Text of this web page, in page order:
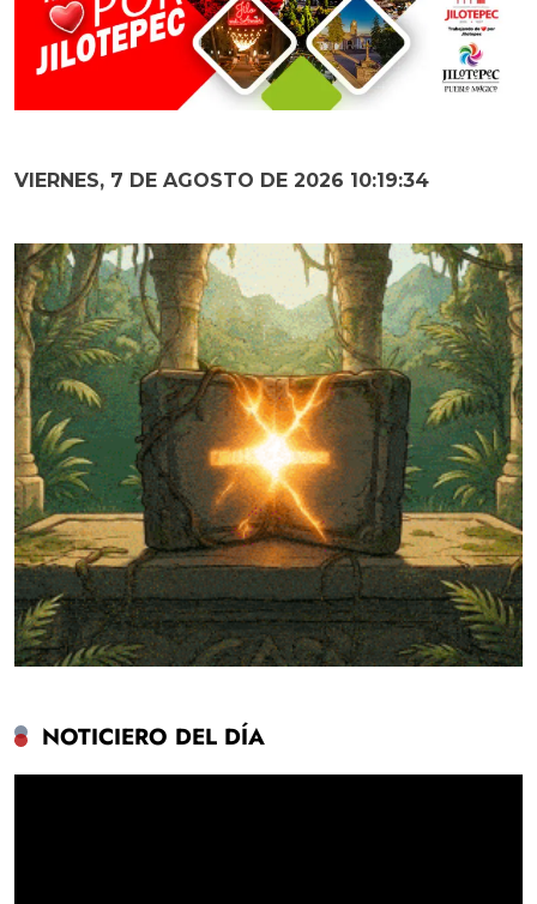
VIERNES, 7 DE AGOSTO DE 2026 10:19:35
NOTICIERO DEL DÍA